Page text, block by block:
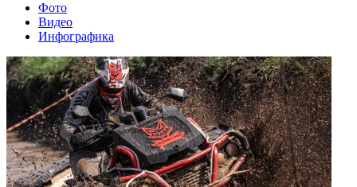
Фото
Видео
Инфографика